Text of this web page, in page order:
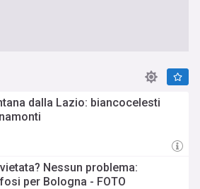
dalla Lazio: biancocelesti
Nessun problema:
per Bologna - FOTO